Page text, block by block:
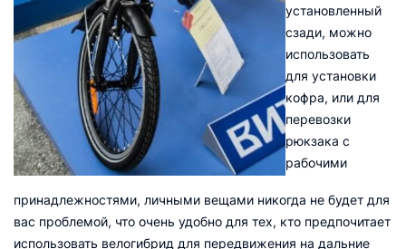
установленный
сзади, можно
использовать
для установки
кофра, или для
перевозки
рюкзака с
рабочими
принадлежностями, личными вещами никогда не будет для
вас проблемой, что очень удобно для тех, кто предпочитает
использовать велогибрид для передвижения на дальние